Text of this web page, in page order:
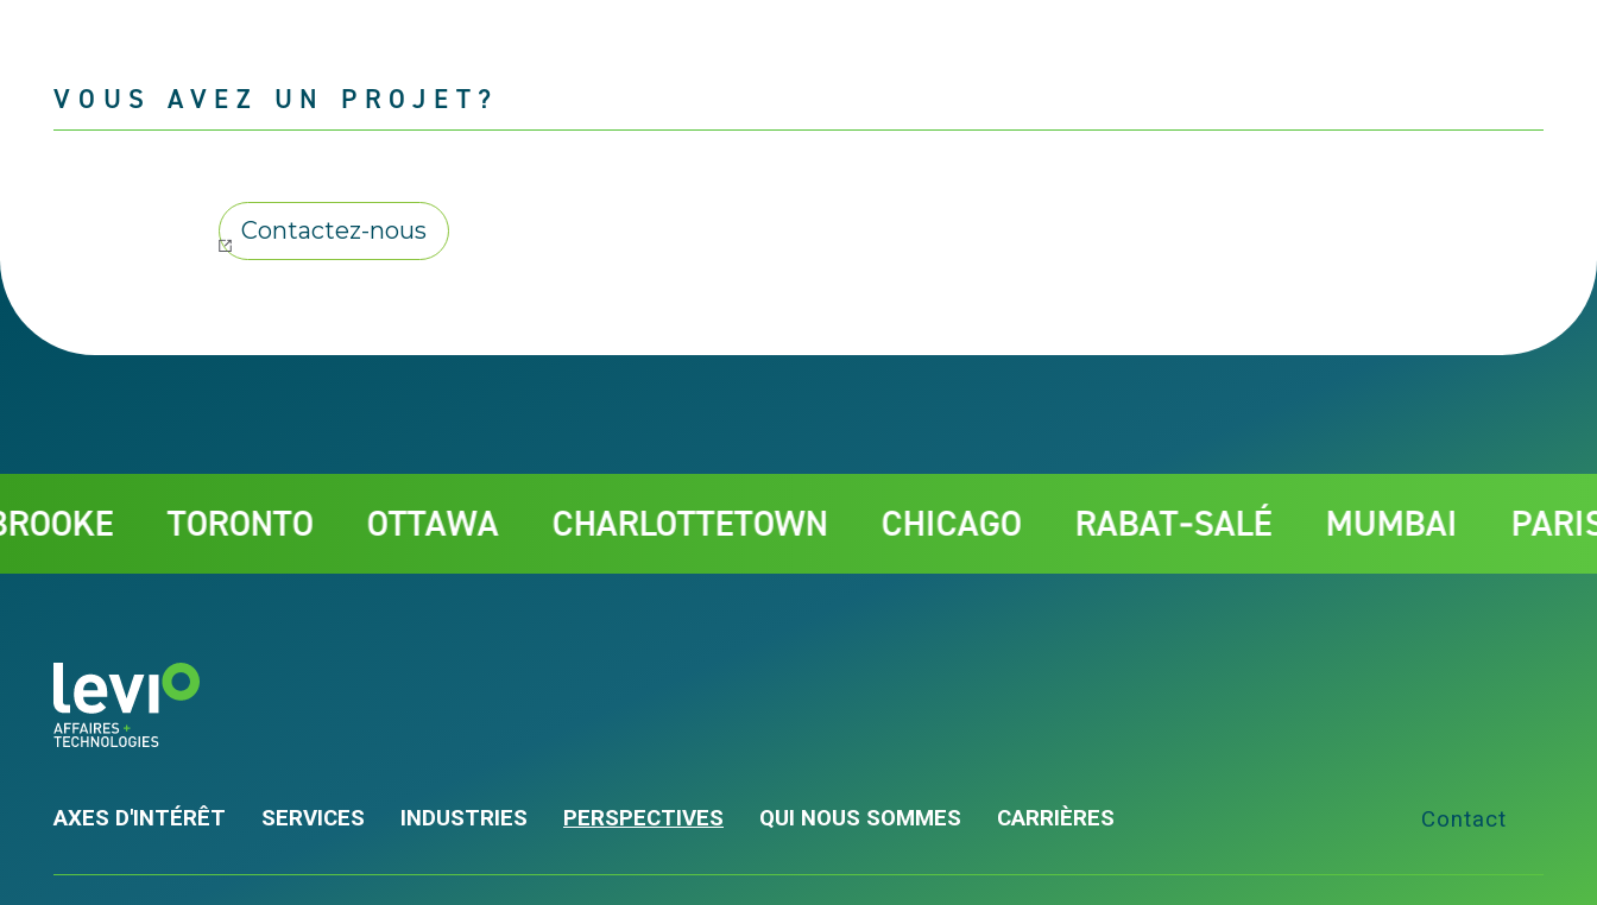
VOUS AVEZ UN PROJET?
TORONTO OTTAWA CHARLOTTETOWN CHICAGO RABAT‑SALÉ MUMBAI PARIS
AXES D'INTÉRÊT SERVICES INDUSTRIES PERSPECTIVES QUI NOUS SOMMES CARRIÈRES Contact